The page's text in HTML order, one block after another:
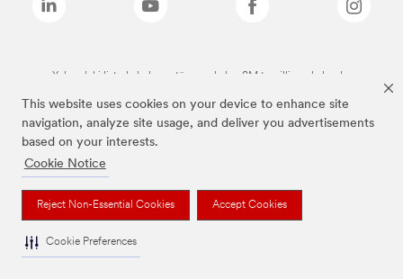
This website uses cookies on your device to enhance site
navigation, analyze site usage, and deliver you advertisements
based on your interests.
Cookie Notice
Reject Non-Essential Cookies Accept Cookies
Cookie Preferences
Yukarıdaki listede bulunan tüm markalar, 3M tescilli markalarıdır.